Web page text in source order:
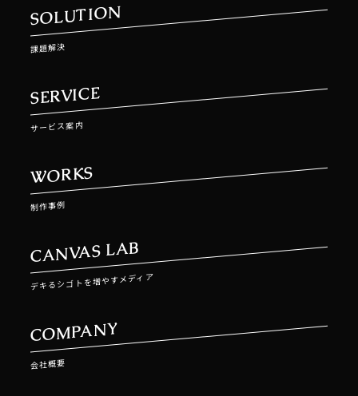
SOLUTION
課題解決
SERVICE
サービス案内
WORKS
制作事例
CANVAS LAB
デキるシゴトを増やすメディア
COMPANY
会社概要